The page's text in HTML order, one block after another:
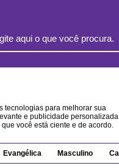
tecnologias para melhorar sua
e publicidade personalizada
você está ciente e de acordo.
Evangélica Masculino